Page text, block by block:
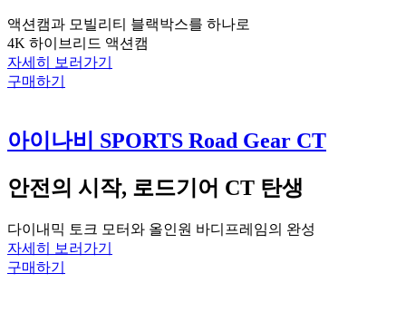
액션캠과 모빌리티 블랙박스를 하나로
4K 하이브리드 액션캠
자세히 보러가기
구매하기
아이나비 SPORTS Road Gear CT
안전의 시작, 로드기어 CT 탄생
다이내믹 토크 모터와 올인원 바디프레임의 완성
자세히 보러가기
구매하기